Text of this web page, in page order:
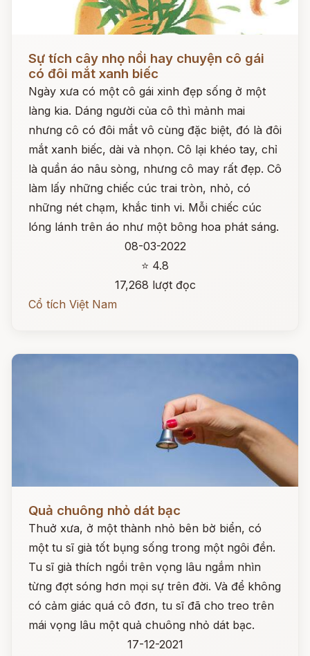
Sự tích cây nhọ nồi hay chuyện cô gái
có đôi mắt xanh biếc
Ngày xưa có một cô gái xinh đẹp sống ở một
làng kia. Dáng người của cô thì mảnh mai
nhưng cô có đôi mắt vô cùng đặc biệt, đó là đôi
mắt xanh biếc, dài và nhọn. Cô lại khéo tay, chỉ
là quần áo nâu sòng, nhưng cô may rất đẹp. Cô
làm lấy những chiếc cúc trai tròn, nhỏ, có
những nét chạm, khắc tinh vi. Mỗi chiếc cúc
lóng lánh trên áo như một bông hoa phát sáng.
08-03-2022
⭐ 4.8
17,268 lượt đọc
Cổ tích Việt Nam
Quả chuông nhỏ dát bạc
Thuở xưa, ở một thành nhỏ bên bờ biển, có
một tu sĩ già tốt bụng sống trong một ngôi đền.
Tu sĩ già thích ngồi trên vọng lâu ngắm nhìn
từng đợt sóng hơn mọi sự trên đời. Và để không
có cảm giác quá cô đơn, tu sĩ đã cho treo trên
mái vọng lâu một quả chuông nhỏ dát bạc.
17-12-2021